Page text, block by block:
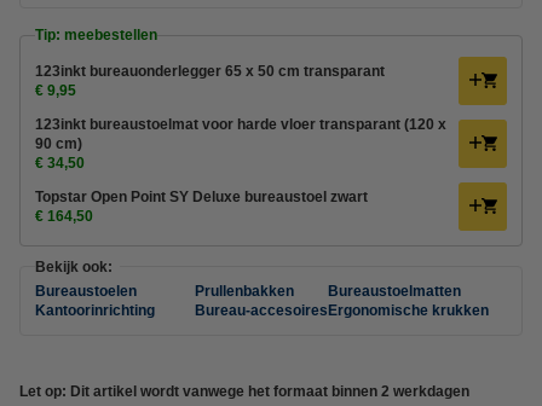
Tip: meebestellen
123inkt bureauonderlegger 65 x 50 cm transparant
€ 9,95
123inkt bureaustoelmat voor harde vloer transparant (120 x
90 cm)
€ 34,50
Topstar Open Point SY Deluxe bureaustoel zwart
€ 164,50
Bekijk ook:
Bureaustoelen
Prullenbakken
Bureaustoelmatten
Kantoorinrichting
Bureau-accesoires Ergonomische krukken
Let op: Dit artikel wordt vanwege het formaat binnen 2 werkdagen